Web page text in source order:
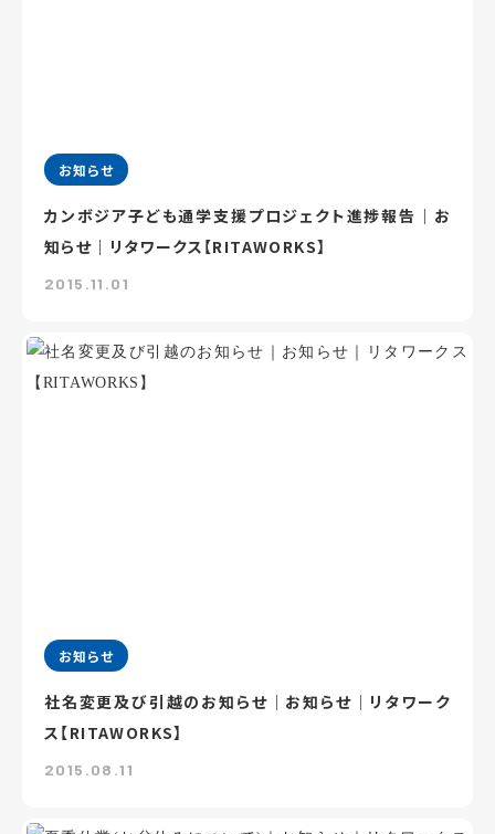
お知らせ
カンボジア子ども通学支援プロジェクト進捗報告｜お
知らせ｜リタワークス【RITAWORKS】
2015.11.01
お知らせ
社名変更及び引越のお知らせ｜お知らせ｜リタワーク
ス【RITAWORKS】
2015.08.11